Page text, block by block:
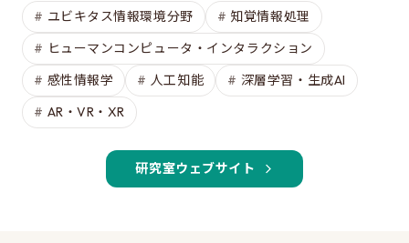
大学院入試のQ&A
EEISを目指す方へ
所属学生の声
進路・博士について
費用/経済的支援
ユビキタス情報環境分野
知覚情報処理
ヒューマンコンピュータ・インタラクション
感性情報学
人工知能
深層学習・生成AI
AR・VR・XR
研究室ウェブサイト